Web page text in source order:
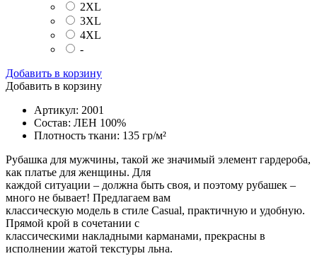
2XL
3XL
4XL
-
Добавить в корзину
Добавить в корзину
Артикул: 2001
Состав: ЛЕН 100%
Плотность ткани: 135 гр/м²
Рубашка для мужчины, такой же значимый элемент гардероба,
как платье для женщины. Для
каждой ситуации – должна быть своя, и поэтому рубашек –
много не бывает! Предлагаем вам
классическую модель в стиле Casual, практичную и удобную.
Прямой крой в сочетании с
классическими накладными карманами, прекрасны в
исполнении жатой текстуры льна.